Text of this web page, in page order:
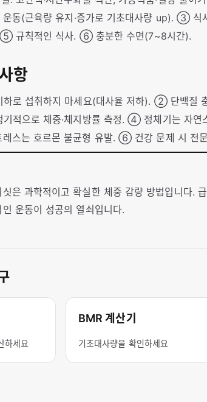
운동(근육량 유지·증가로 기초대사량 up). ③
⑤ 규칙적인 식사. ⑥ 충분한 수면(7~8시간).
항
로 섭취하지 마세요(대사율 저하). ② 단백질
적으로 체중·체지방률 측정. ④ 정체기는 자
레스는 호르몬 불균형 유발. ⑥ 건강 문제 시 전
싯은 과학적이고 확실한 체중 감량 방법입니다.
인 운동이 성공의 열쇠입니다.
하세요
BMR 계산기
기초대사량을 확인하세요